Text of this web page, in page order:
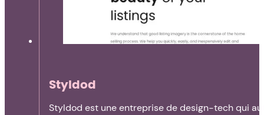
Styldod
Styldod est une entreprise de design-tech qui